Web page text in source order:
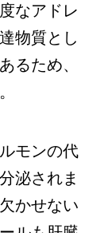
なアドレ
物質とし
るため、
モンの代
泌されま
かせない